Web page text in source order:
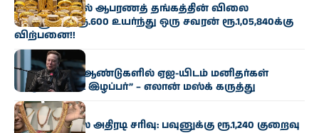
சென்னையில் ஆபரணத் தங்கத்தின் விலை
சவரனுக்கு ரூ.600 உயர்ந்து ஒரு சவரன் ரூ.1,05,840க்கு
விற்பனை!!
வணிகம்
“இன்னும் 10 ஆண்டுகளில் ஏஐ-யிடம் மனிதர்கள்
கட்டுப்பாட்டை இழப்பர்” – எலான் மஸ்க் கருத்து
வணிகம்
தங்கம் விலை அதிரடி சரிவு: பவுனுக்கு ரூ.1,240 குறைவு